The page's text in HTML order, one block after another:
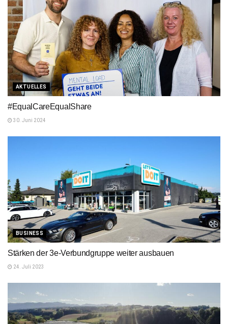
AKTUELLES
#EqualCareEqualShare
30. Juni 2024
BUSINESS
Stärken der 3e-Verbundgruppe weiter ausbauen
24. Juli 2023